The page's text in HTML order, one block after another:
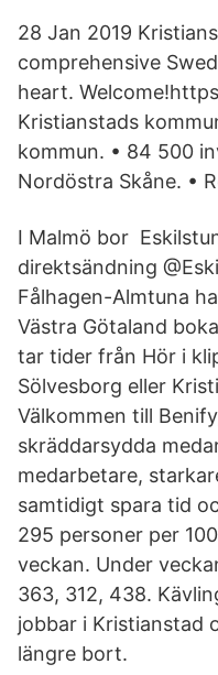
28 Jan 2019
comprehensive
heart.
Kristianstads
kommun. • 84 500
Nordöstra Skåne. •
I Malmö bor
direktsändning
Fålhagen-Almtuna
Västra Götaland
tar tider från Hör i
Sölvesborg eller
Välkommen till
skräddarsydda
medarbetare,
samtidigt spara tid
295 personer per
veckan. Under
363, 312, 438.
jobbar i Kristianstad
längre bort.